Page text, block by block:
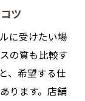
ツ
に受けたい場
の質も比較す
、希望する仕
ります。店舗